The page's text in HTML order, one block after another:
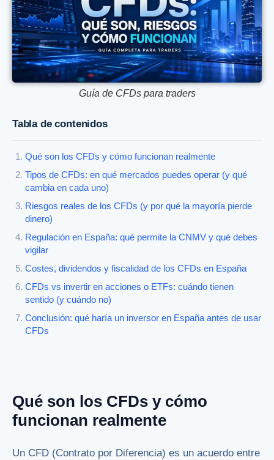
Guía de CFDs para traders
Tabla de contenidos
Qué son los CFDs y cómo funcionan realmente
Tipos de CFDs: en qué mercados puedes operar (y qué
cambia en cada uno)
Riesgos reales de los CFDs (y por qué la mayoría pierde
dinero)
Regulación en España: qué permite la CNMV y qué debes
vigilar
Costes, dividendos y fiscalidad de los CFDs en España
CFDs vs invertir en acciones o ETFs: cuándo tienen
sentido (y cuándo no)
Conclusión: qué haría un inversor en España antes de usar
CFDs
Qué son los CFDs y cómo
funcionan realmente
Un CFD (Contrato por Diferencia) es un acuerdo entre